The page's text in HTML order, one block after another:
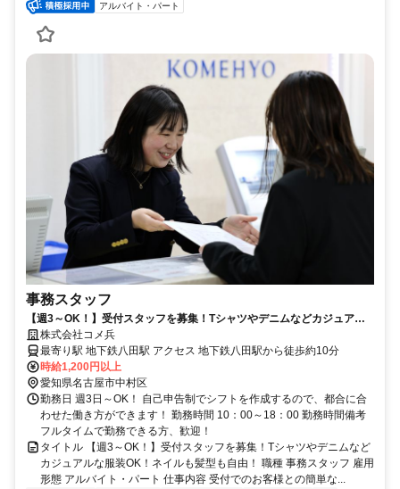
アルバイト・パート
事務スタッフ
【週3～OK！】受付スタッフを募集！Tシャツやデニムなどカジュアル
な服装OK！ネイルも髪型も自由！
株式会社コメ兵
最寄り駅 地下鉄八田駅 アクセス 地下鉄八田駅から徒歩約10分
時給1,200円以上
愛知県名古屋市中村区
勤務日 週3日～OK！ 自己申告制でシフトを作成するので、都合に合
わせた働き方ができます！ 勤務時間 10：00～18：00 勤務時間備考
フルタイムで勤務できる方、歓迎！
タイトル 【週3～OK！】受付スタッフを募集！Tシャツやデニムなど
カジュアルな服装OK！ネイルも髪型も自由！ 職種 事務スタッフ 雇用
形態 アルバイト・パート 仕事内容 受付でのお客様との簡単な...